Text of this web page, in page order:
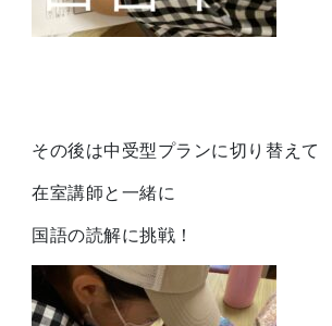
その後は中受型プランに切り替えて
在室講師と一緒に
国語の読解に挑戦！